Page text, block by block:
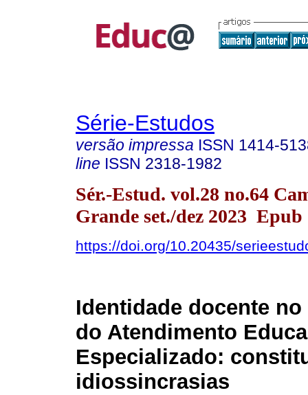
Série-Estudos
versão impressa ISSN 1414-
line ISSN 2318-1982
Sér.-Estud. vol.28 no.64
Grande set./dez 2023 Epub
https://doi.org/10.20435/
Identidade docente
do Atendimento
Especializado:
idiossincrasias